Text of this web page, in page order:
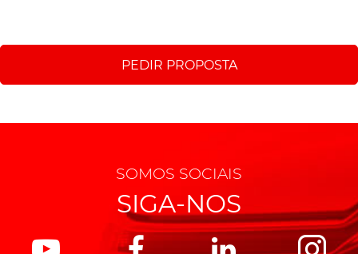
PEDIR PROPOSTA
SOMOS SOCIAIS
SIGA-NOS